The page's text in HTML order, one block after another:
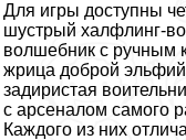
Для игры доступны
шустрый халфлинг-
волшебник с ручным
жрица доброй
задиристая
с арсеналом самого
Каждого из них